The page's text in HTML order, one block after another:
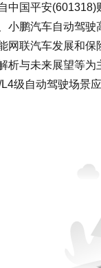
中国平安(601318)
小鹏汽车自动驾
网联汽车发展和
析与未来展望等为
L4级自动驾驶场景